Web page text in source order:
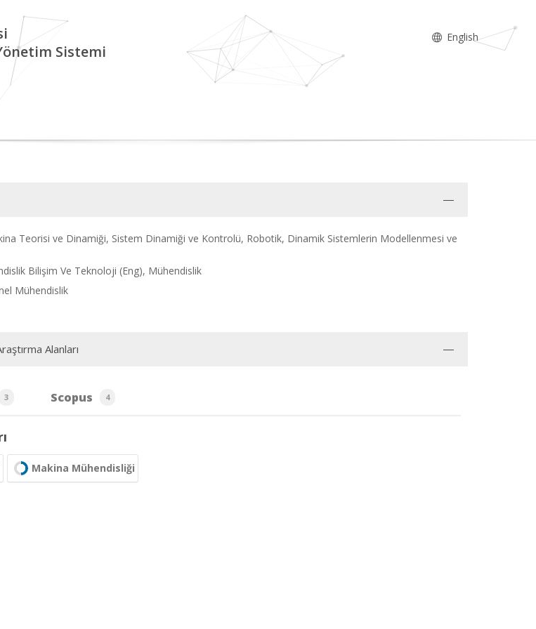
Sistemi
English
Teorisi ve Dinamiği, Sistem Dinamiği ve Kontrolü, Robotik, Dinamik Sistemlerin Modellenmesi ve
Bilişim Ve Teknoloji (Eng), Mühendislik
Mühendislik
Alanları
3 Scopus 4
Makina Mühendisliği